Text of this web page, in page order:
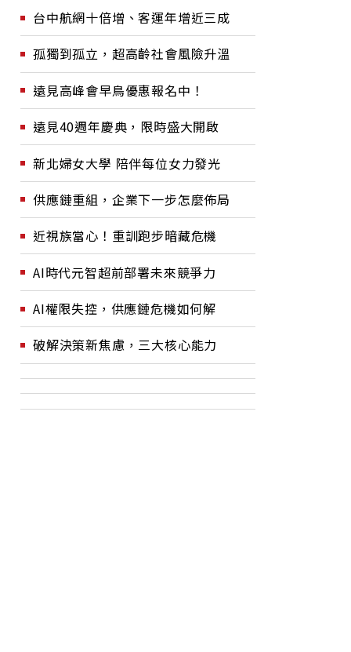
台中航網十倍增、客運年增近三成
孤獨到孤立，超高齡社會風險升溫
遠見高峰會早鳥優惠報名中！
遠見40週年慶典，限時盛大開啟
新北婦女大學 陪伴每位女力發光
供應鏈重組，企業下一步怎麼佈局
近視族當心！重訓跑步暗藏危機
AI時代元智超前部署未來競爭力
AI權限失控，供應鏈危機如何解
破解決策新焦慮，三大核心能力